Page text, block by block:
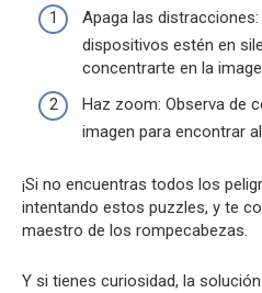
Apaga las
dispositivos estén en
concentrarte en la
Haz zoom: Observa de
imagen para encontrar
¡Si no encuentras todos los
intentando estos puzzles, y te
maestro de los rompecabezas.
Y si tienes curiosidad, la